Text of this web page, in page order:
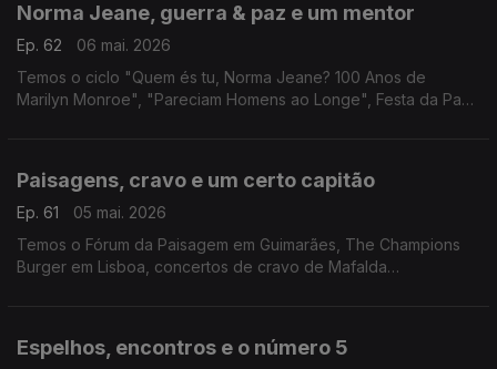
Norma Jeane, guerra & paz e um mentor
Ep. 62
06 mai. 2026
Temos o ciclo "Quem és tu, Norma Jeane? 100 Anos de
Marilyn Monroe", "Pareciam Homens ao Longe", Festa da Paz
Paisagens, cravo e um certo capitão
Ep. 61
05 mai. 2026
Temos o Fórum da Paisagem em Guimarães, The Champions
Burger em Lisboa, concertos de cravo de Mafalda
Espelhos, encontros e o número 5